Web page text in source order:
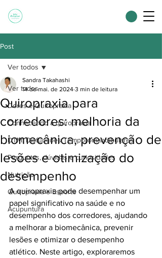
Post
Ver todos
Dores e Quiropraxia
Conhecendo a quiropraxia
DTM: Disfunções Temporomandibulares
Perguntas, dúvidas e curiosidades
Nutrição
Quiropraxia e Esporte
Acupuntura
Ver todos
Quiropraxia para
corredores: melhoria da
biomecânica, prevenção de
lesões e otimização do
desempenho
Sandra Takahashi
14 de mai. de 2024 3 min de leitura
A quiropraxia pode desempenhar um
papel significativo na saúde e no
desempenho dos corredores, ajudando
a melhorar a biomecânica, prevenir
lesões e otimizar o desempenho
atlético. Neste artigo, exploraremos